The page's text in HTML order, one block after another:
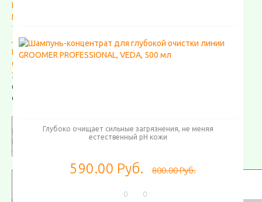
ГРЫЗУНАМ
РЫБКАМ
ТОВАРЫ РЕПТИЛИЯМ
ЛОШАДЯМ
Рыболовные товары
СОПУТСТВУЮЩИЕ ТОВАРЫ
ЭУКАНУБА , EUKANUBA ( ЕВРОПА )
Отсутствует лицензия для данного домена.
ФИЛЬТР
КАТЕГОРИЯ
Глубоко очищает сильные загрязнения, не меняя
естественный pH кожи
590.00 Руб. 800.00 Руб.
0 0